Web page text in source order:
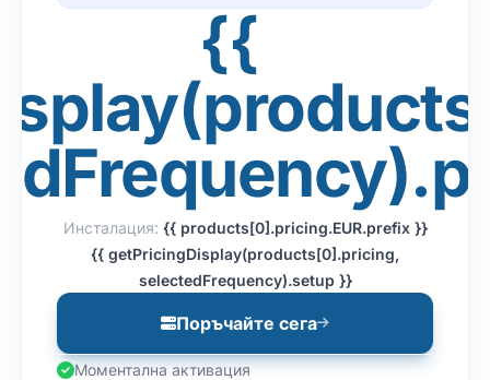
{{
Инсталация: {{ products[0].pricing.EUR.prefix }}
{{ getPricingDisplay(products[0].pricing,
selectedFrequency).setup }}
Поръчайте сега
Моментална активация